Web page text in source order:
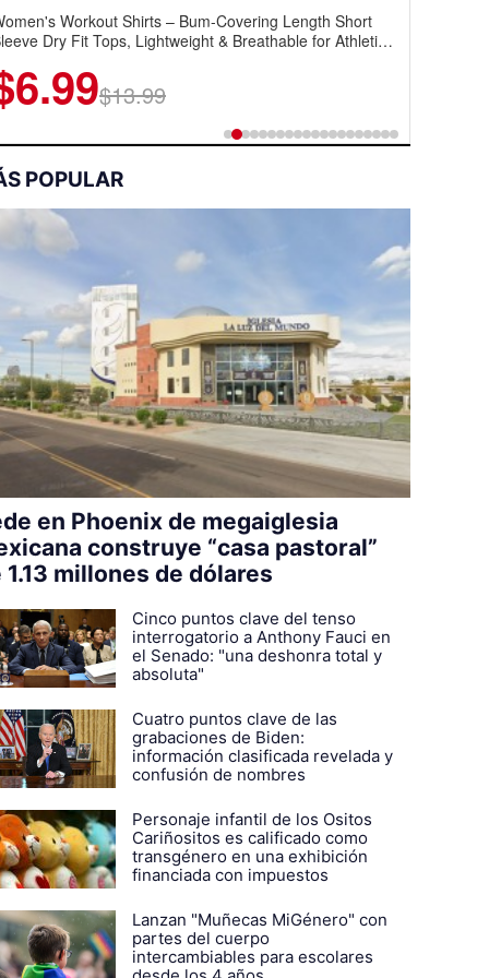
Workout Shirts – Bum-Covering Length Short
Dry Fit Tops, Lightweight & Breathable for Athletic,
$13.99
Men's Casual Dress Sneakers – Lightweight
Oxford Style with Breathable Knit Upper, Rubber
$44.99
POPULAR
en Phoenix de megaiglesia
construye “casa pastoral”
1.13 millones de dólares
Cinco puntos clave del tenso
interrogatorio a Anthony Fauci en
el Senado: "una deshonra total y
absoluta"
Cuatro puntos clave de las
grabaciones de Biden:
información clasificada revelada y
confusión de nombres
Personaje infantil de los Ositos
Cariñositos es calificado como
transgénero en una exhibición
financiada con impuestos
Lanzan "Muñecas MiGénero" con
partes del cuerpo
intercambiables para escolares